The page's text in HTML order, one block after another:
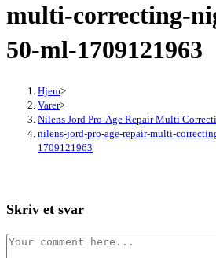
multi-correcting-
50-ml-1709121963
Hjem>
Varer>
Nilens Jord Pro-Age Repair Multi
nilens-jord-pro-age-repair-multi-
1709121963
Skriv et svar
Comment